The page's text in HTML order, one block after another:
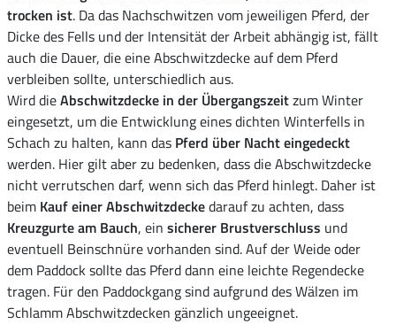
trocken ist. Da das Nachschwitzen vom jeweiligen Pferd, der
Dicke des Fells und der Intensität der Arbeit abhängig ist, fällt
auch die Dauer, die eine Abschwitzdecke auf dem Pferd
verbleiben sollte, unterschiedlich aus.
Wird dieAbschwitzdecke in der Übergangszeitzum Winter
eingesetzt, um die Entwicklung eines dichten Winterfells in
Schach zu halten, kann das Pferd über Nacht eingedeckt
werden. Hier gilt aber zu bedenken, dass die Abschwitzdecke
nicht verrutschen darf, wenn sich das Pferd hinlegt. Daher ist
beim Kauf einer Abschwitzdeckedarauf zu achten, dass
Kreuzgurte am Bauch, ein sicherer Brustverschluss und
eventuell Beinschnüre vorhanden sind. Auf der Weide oder
dem Paddock sollte das Pferd dann eine leichte Regendecke
tragen. Für den Paddockgang sind aufgrund des Wälzen im
Schlamm Abschwitzdecken gänzlich ungeeignet.